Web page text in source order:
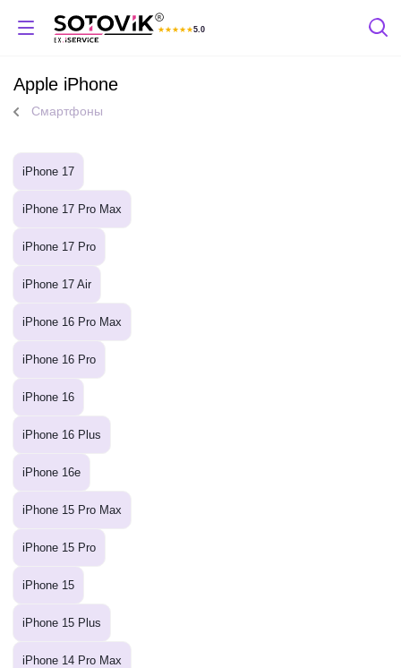
★ ★ ★ ★ ★5.0
Отзывы Яндекс
Apple iPhone
Смартфоны
iPhone 17
iPhone 17 Pro Max
iPhone 17 Pro
iPhone 17 Air
iPhone 16 Pro Max
iPhone 16 Pro
iPhone 16
iPhone 16 Plus
iPhone 16e
iPhone 15 Pro Max
iPhone 15 Pro
iPhone 15
iPhone 15 Plus
iPhone 14 Pro Max